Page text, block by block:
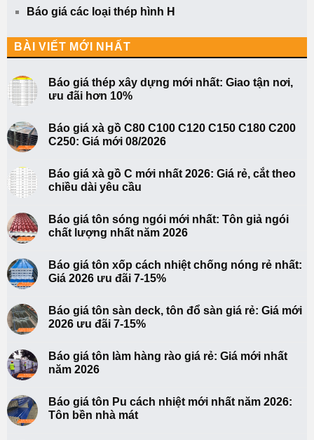
Báo giá các loại thép hình H
BÀI VIẾT MỚI NHẤT
Báo giá thép xây dựng mới nhất: Giao tận nơi,
ưu đãi hơn 10%
Báo giá xà gồ C80 C100 C120 C150 C180 C200
C250: Giá mới 08/2026
Báo giá xà gồ C mới nhất 2026: Giá rẻ, cắt theo
chiều dài yêu cầu
Báo giá tôn sóng ngói mới nhất: Tôn giả ngói
chất lượng nhất năm 2026
Báo giá tôn xốp cách nhiệt chống nóng rẻ nhất:
Giá 2026 ưu đãi 7-15%
Báo giá tôn sàn deck, tôn đổ sàn giá rẻ: Giá mới
2026 ưu đãi 7-15%
Báo giá tôn làm hàng rào giá rẻ: Giá mới nhất
năm 2026
Báo giá tôn Pu cách nhiệt mới nhất năm 2026:
Tôn bền nhà mát